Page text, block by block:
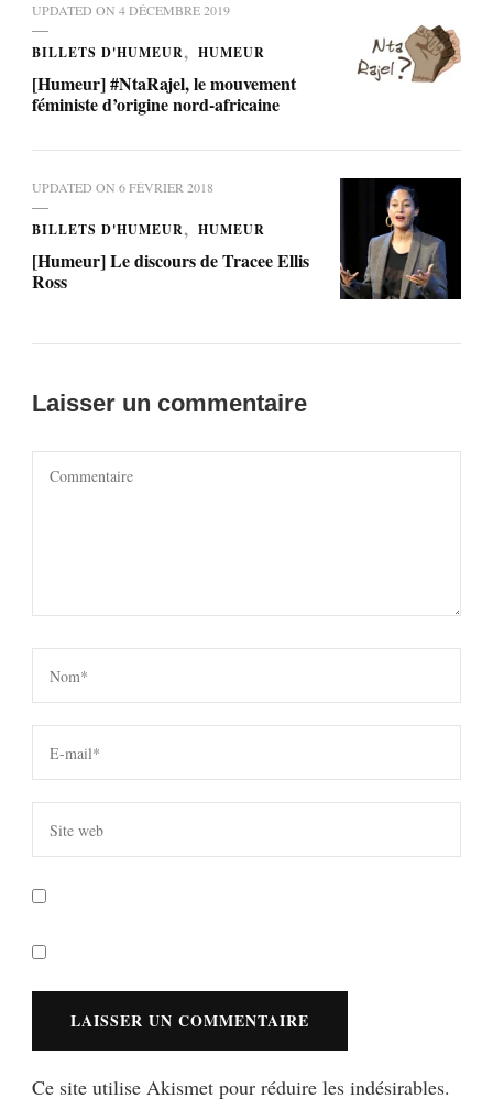
UPDATED ON 4 DÉCEMBRE 2019
BILLETS D'HUMEUR HUMEUR
[Humeur] #NtaRajel, le mouvement
féministe d’origine nord-africaine
UPDATED ON 6 FÉVRIER 2018
BILLETS D'HUMEUR HUMEUR
[Humeur] Le discours de Tracee Ellis
Ross
Laisser un commentaire
Ce site utilise Akismet pour réduire les indésirables.